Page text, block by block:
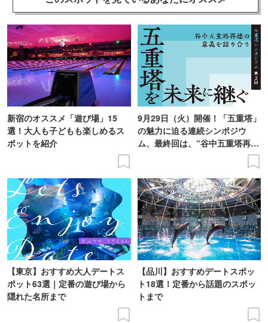
新宿のオススメ「遊び場」15
選！大人も子どもも楽しめるス
ポットを紹介
9月29日（火）開催！「五重塔」
の魅力に迫る連続シンポジウ
ム、最終回は、“谷中五重塔再建
【東京】おすすめ大人デートス
ポット63選｜定番の遊び場から
隠れた名所まで
【品川】おすすめデートスポッ
ト18選！定番から話題のスポッ
トまで